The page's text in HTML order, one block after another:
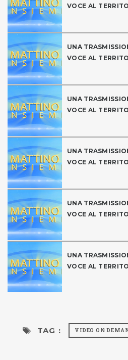
VOCE AL
UNA
VOCE AL
UNA
VOCE AL
UNA
VOCE AL
UNA
VOCE AL
UNA
VOCE AL
TAG : VIDEO ON